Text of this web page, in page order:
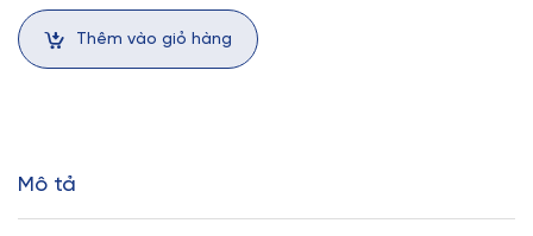
Thêm vào giỏ hàng
Mô tả